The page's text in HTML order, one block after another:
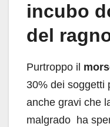
incubo
del
Purtroppo il
30% dei soggetti
anche gravi che
malgrado ha